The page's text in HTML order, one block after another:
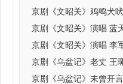
京剧《文昭关》鸡鸣犬
京剧《文昭关》演唱 蓝
京剧《文昭关》演唱 李
京剧《乌盆记》老丈 王
京剧《乌盆记》未曾开